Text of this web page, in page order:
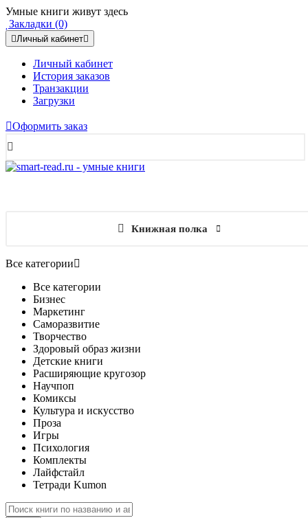
Умные книги живут здесь
Закладки (0)
Личный кабинет
Личный кабинет
История заказов
Транзакции
Загрузки
Оформить заказ
Книжная полка
Все категории
Все категории
Бизнес
Маркетинг
Саморазвитие
Творчество
Здоровый образ жизни
Детские книги
Расширяющие кругозор
Научпоп
Комиксы
Культура и искусство
Проза
Игры
Психология
Комплекты
Лайфстайл
Тетради Kumon